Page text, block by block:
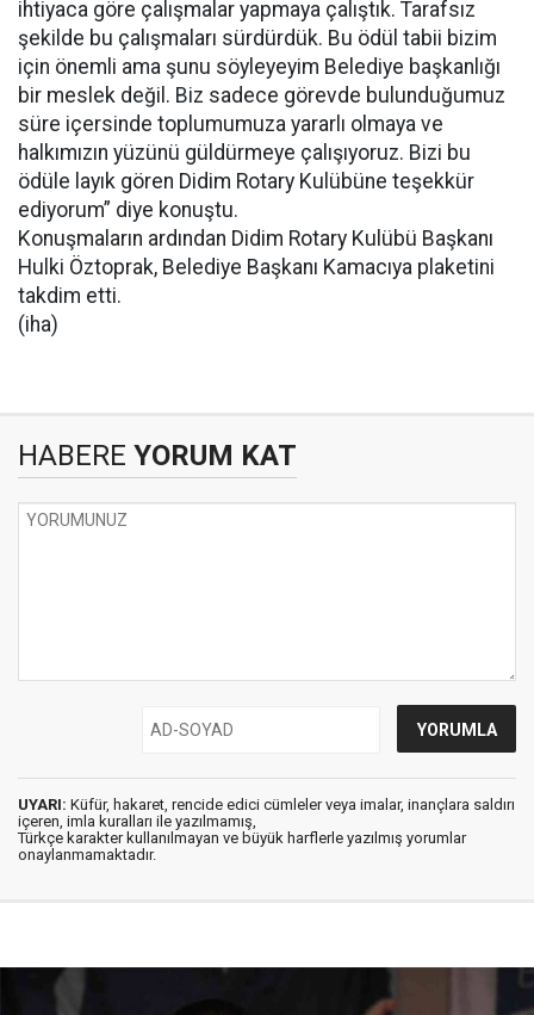
ihtiyaca göre çalışmalar yapmaya çalıştık. Tarafsız
şekilde bu çalışmaları sürdürdük. Bu ödül tabii bizim
için önemli ama şunu söyleyeyim Belediye başkanlığı
bir meslek değil. Biz sadece görevde bulunduğumuz
süre içersinde toplumumuza yararlı olmaya ve
halkımızın yüzünü güldürmeye çalışıyoruz. Bizi bu
ödüle layık gören Didim Rotary Kulübüne teşekkür
ediyorum” diye konuştu.
Konuşmaların ardından Didim Rotary Kulübü Başkanı
Hulki Öztoprak, Belediye Başkanı Kamacıya plaketini
takdim etti.
(iha)
HABERE YORUM KAT
UYARI: Küfür, hakaret, rencide edici cümleler veya imalar, inançlara saldırı
içeren, imla kuralları ile yazılmamış,
Türkçe karakter kullanılmayan ve büyük harflerle yazılmış yorumlar
onaylanmamaktadır.